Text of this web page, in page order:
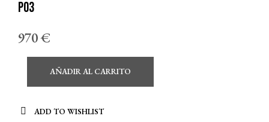
P03
970€
AÑADIR AL CARRITO
ADD TO WISHLIST